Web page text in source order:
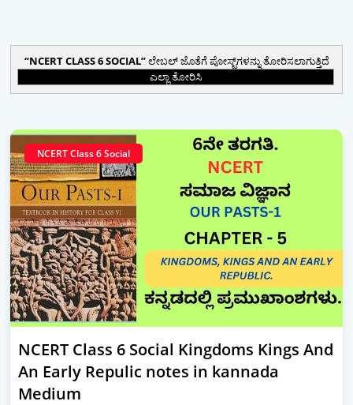
NCERT CLASS 6 SOCIAL ಲೇಬಲ್ ಜೊತೆಗೆ ಪೋಸ್ಟ್‌ಗಳನ್ನು ತೋರಿಸಲಾಗುತ್ತಿದೆ
ಎಲ್ಲಾ ತೋರಿಸಿ
NCERT Class 6 Social
NCERT Class 6 Social Kingdoms Kings And
An Early Repulic notes in kannada
Medium